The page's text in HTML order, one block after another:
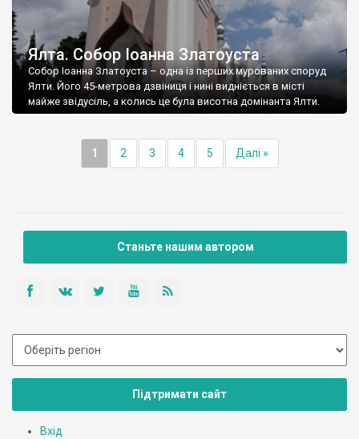
Ялта. Собор Іоанна Златоуста
Собор Іоанна Златоуста – одна із перших мурованих споруд
Ялти. Його 45-метрова дзвіниця і нині видніється в місті
майже звідусіль, а колись це була висотна домінанта Ялти.
1 2 3 4 5 Далі »
Станьте нашим автором
Підтримати сайт
Вхід